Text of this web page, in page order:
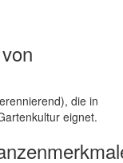
die in
eignet.